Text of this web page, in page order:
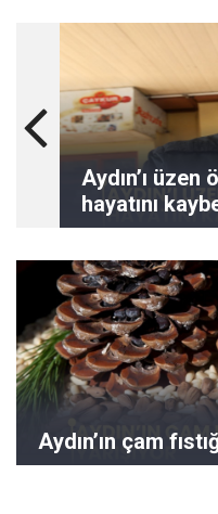
Aydın’ı
hayatını
Aydın’ın çam